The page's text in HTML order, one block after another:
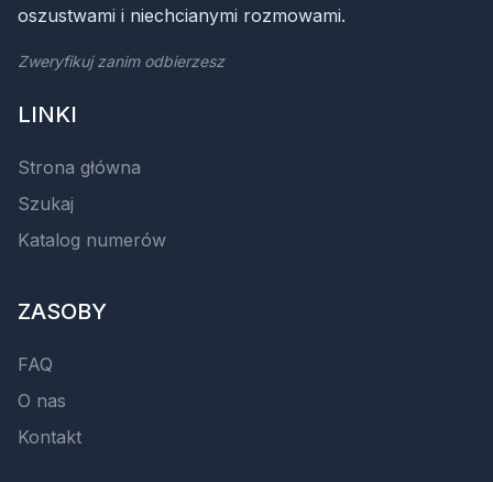
oszustwami i niechcianymi rozmowami.
Zweryfikuj zanim odbierzesz
LINKI
Strona główna
Szukaj
Katalog numerów
ZASOBY
FAQ
O nas
Kontakt